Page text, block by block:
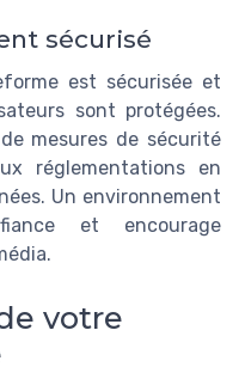
sécurisé
est sécurisée et
sont protégées.
mesures de sécurité
réglementations en
Un environnement
et encourage
votre